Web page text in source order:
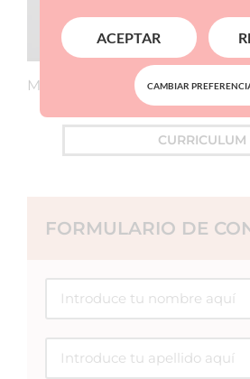
Miembro del equipo médico
CURRICULUM
FORMULARIO DE
ACEPTAR
CAMBIAR